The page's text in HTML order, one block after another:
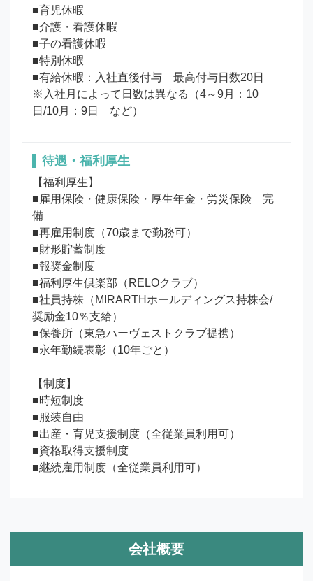
■育児休暇
■介護・看護休暇
■子の看護休暇
■特別休暇
■有給休暇：入社直後付与　最高付与日数20日
※入社月によって日数は異なる（4～9月：10
待遇・福利厚生
【福利厚生】
■雇用保険・健康保険・厚生年金・労災保険　完
備
■再雇用制度（70歳まで勤務可）
■財形貯蓄制度
■報奨金制度
■福利厚生倶楽部（RELOクラブ）
■社員持株（MIRARTHホールディングス持株会/
奨励金10％支給）
■保養所（東急ハーヴェストクラブ提携）
■永年勤続表彰（10年ごと）
【制度】
■時短制度
■服装自由
■出産・育児支援制度（全従業員利用可）
■資格取得支援制度
■継続雇用制度（全従業員利用可）
会社概要